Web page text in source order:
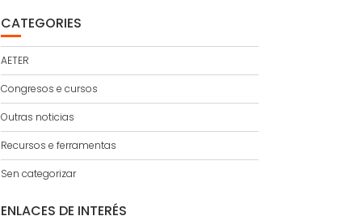
CATEGORIES
AETER
Congresos e cursos
Outras noticias
Recursos e ferramentas
Sen categorizar
ENLACES DE INTERÉS